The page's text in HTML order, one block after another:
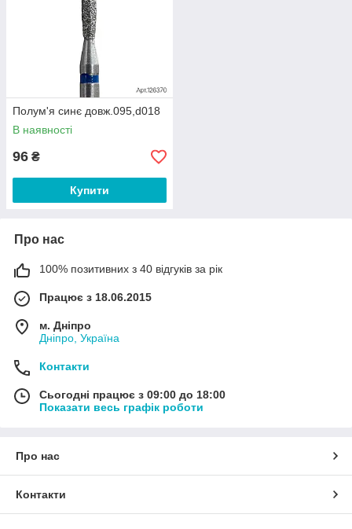
Полум'я синє довж.095,d018
В наявності
96 ₴
Купити
Про нас
100% позитивних з 40 відгуків за рік
Працює з 18.06.2015
м. Дніпро
Дніпро, Україна
Контакти
Сьогодні працює з 09:00 до 18:00
Показати весь графік роботи
Про нас
Контакти